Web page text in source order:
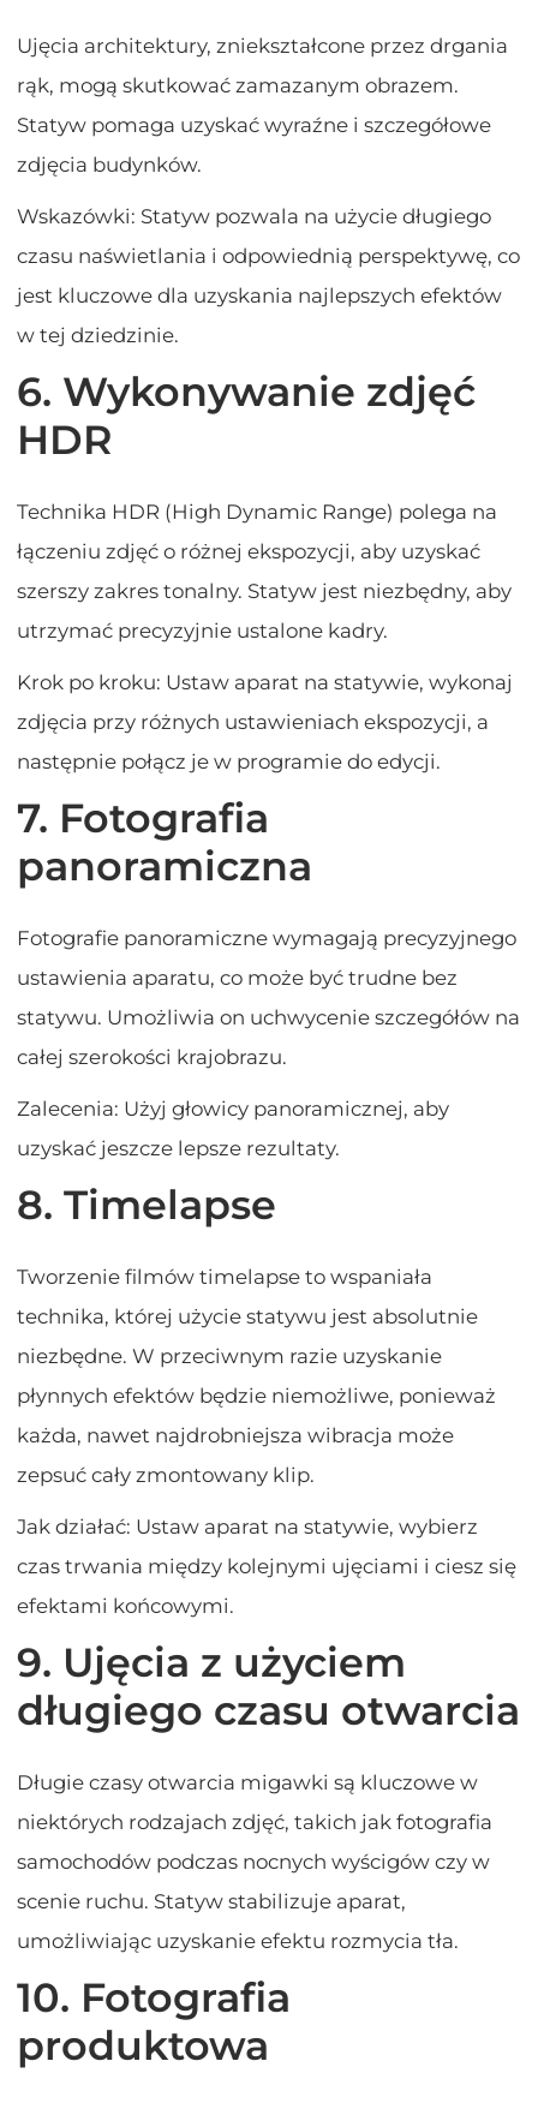
Ujęcia architektury, zniekształcone przez drgania
rąk, mogą skutkować zamazanym obrazem.
Statyw pomaga uzyskać wyraźne i szczegółowe
zdjęcia budynków.
Wskazówki: Statyw pozwala na użycie długiego
czasu naświetlania i odpowiednią perspektywę, co
jest kluczowe dla uzyskania najlepszych efektów
w tej dziedzinie.
6. Wykonywanie zdjęć
HDR
Technika HDR (High Dynamic Range) polega na
łączeniu zdjęć o różnej ekspozycji, aby uzyskać
szerszy zakres tonalny. Statyw jest niezbędny, aby
utrzymać precyzyjnie ustalone kadry.
Krok po kroku: Ustaw aparat na statywie, wykonaj
zdjęcia przy różnych ustawieniach ekspozycji, a
następnie połącz je w programie do edycji.
7. Fotografia
panoramiczna
Fotografie panoramiczne wymagają precyzyjnego
ustawienia aparatu, co może być trudne bez
statywu. Umożliwia on uchwycenie szczegółów na
całej szerokości krajobrazu.
Zalecenia: Użyj głowicy panoramicznej, aby
uzyskać jeszcze lepsze rezultaty.
8. Timelapse
Tworzenie filmów timelapse to wspaniała
technika, której użycie statywu jest absolutnie
niezbędne. W przeciwnym razie uzyskanie
płynnych efektów będzie niemożliwe, ponieważ
każda, nawet najdrobniejsza wibracja może
zepsuć cały zmontowany klip.
Jak działać: Ustaw aparat na statywie, wybierz
czas trwania między kolejnymi ujęciami i ciesz się
efektami końcowymi.
9. Ujęcia z użyciem
długiego czasu otwarcia
Długie czasy otwarcia migawki są kluczowe w
niektórych rodzajach zdjęć, takich jak fotografia
samochodów podczas nocnych wyścigów czy w
scenie ruchu. Statyw stabilizuje aparat,
umożliwiając uzyskanie efektu rozmycia tła.
10. Fotografia
produktowa